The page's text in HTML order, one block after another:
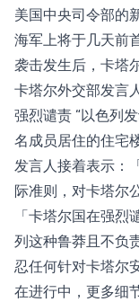
美国中央司令部的
海军上将于几天前
袭击发生后，卡塔
卡塔尔外交部发言
强烈谴责 “以色列
名成员居住的住宅楼
发言人接着表示：
际准则，对卡塔尔
「卡塔尔国在强
列这种鲁莽且不负
忍任何针对卡塔尔
在进行中，更多细